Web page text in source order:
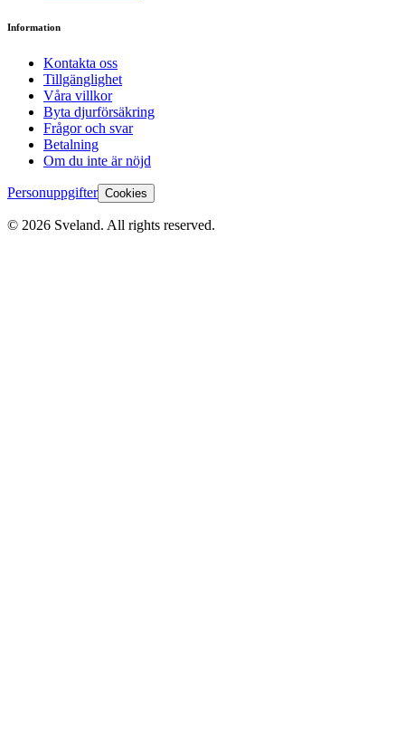
Information
Kontakta oss
Tillgänglighet
Våra villkor
Byta djurförsäkring
Frågor och svar
Betalning
Om du inte är nöjd
Personuppgifter Cookies
© 2026 Sveland. All rights reserved.